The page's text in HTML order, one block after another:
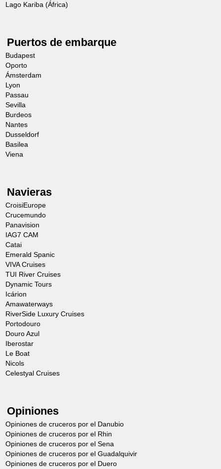
Lago Kariba (África)
Puertos de embarque
Budapest
Oporto
Ámsterdam
Lyon
Passau
Sevilla
Burdeos
Nantes
Dusseldorf
Basilea
Viena
Navieras
CroisiEurope
Crucemundo
Panavision
IAG7 CAM
Catai
Emerald Spanic
VIVA Cruises
TUI River Cruises
Dynamic Tours
Icárion
Amawaterways
RiverSide Luxury Cruises
Portodouro
Douro Azul
Iberostar
Le Boat
Nicols
Celestyal Cruises
Opiniones
Opiniones de cruceros por el Danubio
Opiniones de cruceros por el Rhin
Opiniones de cruceros por el Sena
Opiniones de cruceros por el Guadalquivir
Opiniones de cruceros por el Duero